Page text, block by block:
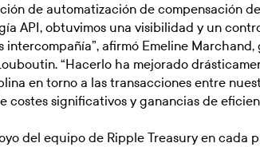
de automatización de compensación
API, obtuvimos una visibilidad y un
intercompañía”, afirmó Emeline
“Hacerlo ha mejorado
en torno a las transacciones entre
costes significativos y ganancias de
del equipo de Ripple Treasury en cada